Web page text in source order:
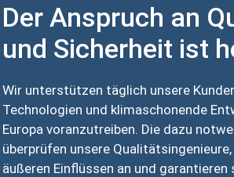
Der Anspruch an
und Sicherheit ist
Wir unterstützen täglich unsere
Technologien und klimaschonende
Europa voranzutreiben. Die dazu
überprüfen unsere
äußeren Einflüssen an und